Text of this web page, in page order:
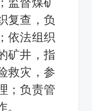
复查，负
依法组织
矿井，指
救灾，参
；负责管